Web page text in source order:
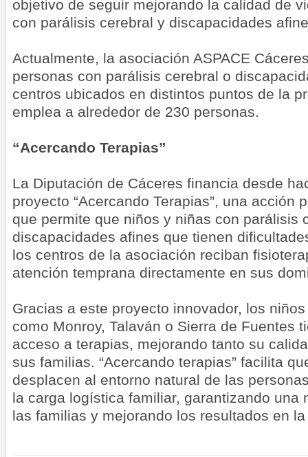
objetivo de seguir mejorando la calidad de
con parálisis cerebral y discapacidades
Actualmente, la asociación ASPACE
personas con parálisis cerebral o
centros ubicados en distintos puntos de la
emplea a alrededor de 230 personas.
“Acercando Terapias”
La Diputación de Cáceres financia desde
proyecto “Acercando Terapias”, una acción
que permite que niños y niñas con parálisis
discapacidades afines que tienen
los centros de la asociación reciban
atención temprana directamente en sus
Gracias a este proyecto innovador, los
como Monroy, Talaván o Sierra de Fuentes
acceso a terapias, mejorando tanto su
sus familias. “Acercando terapias” facilita
desplacen al entorno natural de las
la carga logística familiar, garantizando una
las familias y mejorando los resultados en